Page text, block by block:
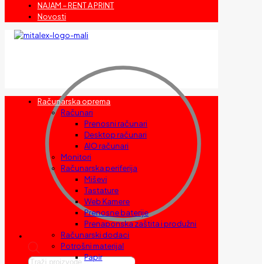
NAJAM – RENT A PRINT
Novosti
Products
Računarska oprema
Računari
Prenosni računari
Desktop računari
AIO računari
Monitori
Računarska periferija
Miševi
Tastature
Web Kamere
Prenosne baterije
Prenaponska zaštita i produžni
Računarski dodaci
Potrošni materijal
Papir